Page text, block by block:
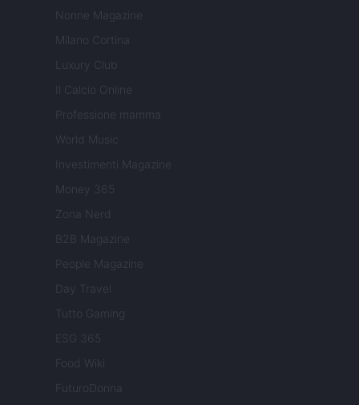
Nonne Magazine
Milano Cortina
Luxury Club
Il Calcio Online
Professione mamma
World Music
Investimenti Magazine
Money 365
Zona Nerd
B2B Magazine
People Magazine
Day Travel
Tutto Gaming
ESG 365
Food Wiki
FuturoDonna